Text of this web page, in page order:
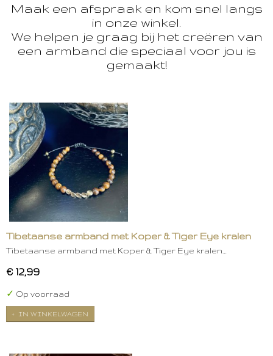
Maak een afspraak en kom snel langs
in onze winkel.
We helpen je graag bij het creëren van
een armband die speciaal voor jou is
gemaakt!
Tibetaanse armband met Koper & Tiger Eye kralen
Tibetaanse armband met Koper & Tiger Eye kralen…
€ 12,99
✓ Op voorraad
IN WINKELWAGEN